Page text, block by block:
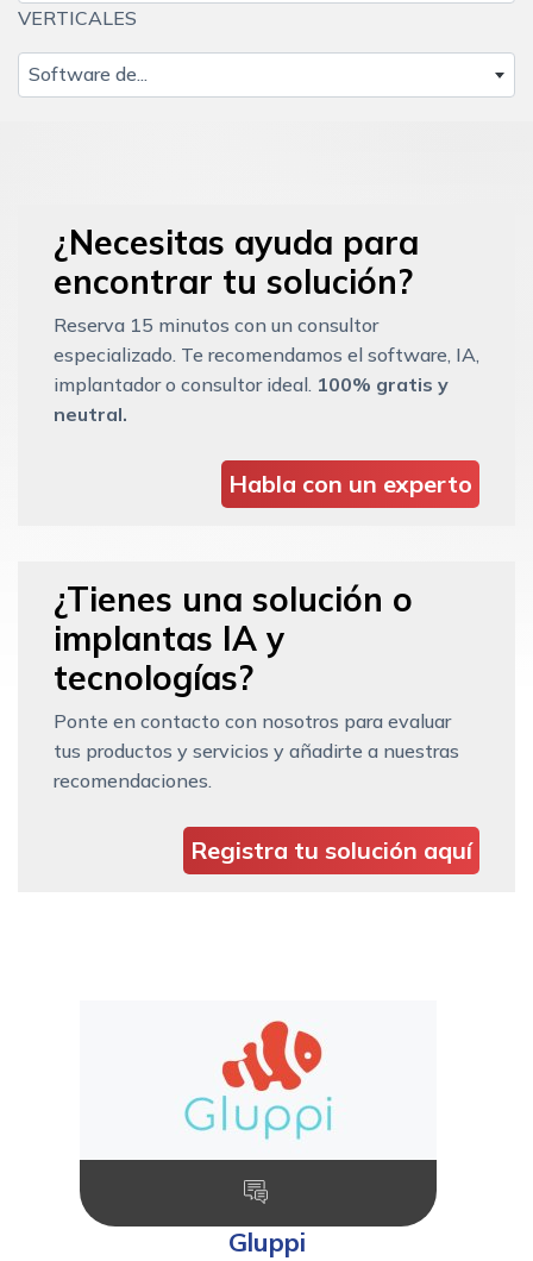
VERTICALES
Software de...
¿Necesitas ayuda para
encontrar tu solución?
Reserva 15 minutos con un consultor
especializado. Te recomendamos el software, IA,
implantador o consultor ideal. 100% gratis y
neutral.
Habla con un experto
¿Tienes una solución o
implantas IA y
tecnologías?
Ponte en contacto con nosotros para evaluar
tus productos y servicios y añadirte a nuestras
recomendaciones.
Registra tu solución aquí
Gluppi